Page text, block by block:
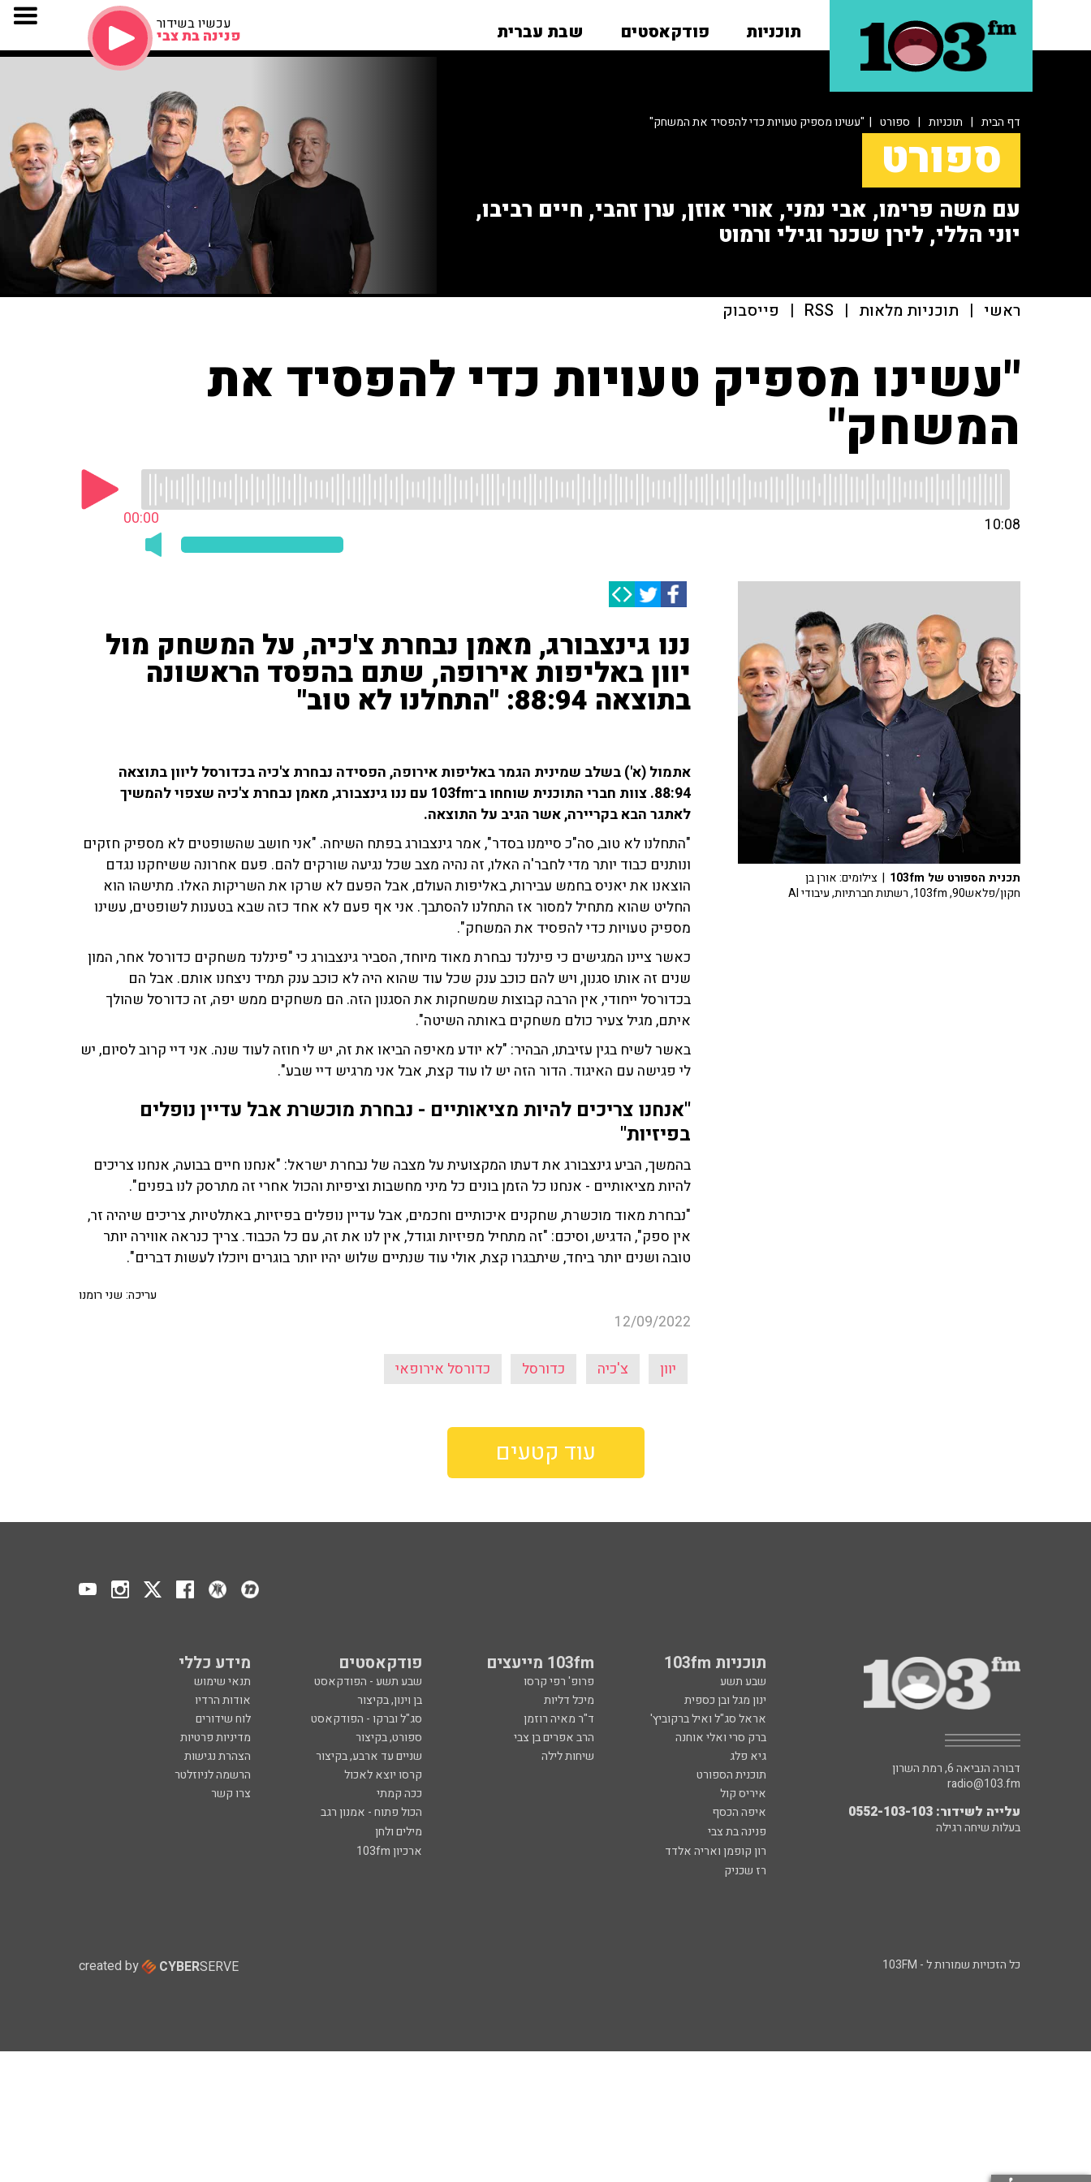
תוכניות פודקאסטים שבת עברית עכשיו בשידור
פנינה בת צבי
דף הבית | תוכניות | ספורט | "עשינו מספיק טעויות כדי להפסיד את המשחק"
ספורט
עם משה פרימו, אבי נמני, אורי אוזן, ערן זהבי, חיים רביבו,
יוני הללי, לירן שכנר וגילי ורמוט
ראשי | תוכניות מלאות |
RSS
| פייסבוק
"עשינו מספיק טעויות כדי להפסיד את
המשחק"
00:00 10:08
ננו גינצבורג, מאמן נבחרת צ'כיה, על המשחק מול
יוון באליפות אירופה, שתם בהפסד הראשונה
בתוצאה 88:94: "התחלנו לא טוב"
אתמול (א') בשלב שמינית הגמר באליפות אירופה, הפסידה נבחרת צ'כיה בכדורסל ליוון בתוצאה
88:94. צוות חברי התוכנית שוחחו ב־103fm עם ננו גינצבורג, מאמן נבחרת צ'כיה שצפוי להמשיך
לאתגר הבא בקריירה, אשר הגיב על התוצאה.
"התחלנו לא טוב, סה"כ סיימנו בסדר", אמר גינצבורג בפתח השיחה. "אני חושב שהשופטים לא מספיק חזקים
ונותנים כבוד יותר מדי לחבר'ה האלו, זה נהיה מצב שכל נגיעה שורקים להם. פעם אחרונה ששיחקנו נגדם
הוצאנו את יאניס בחמש עבירות, באליפות העולם, אבל הפעם לא שרקו את השריקות האלו. מתישהו הוא
החליט שהוא מתחיל למסור אז התחלנו להסתבך. אני אף פעם לא אחד כזה שבא בטענות לשופטים, עשינו
מספיק טעויות כדי להפסיד את המשחק".
כאשר ציינו המגישים כי פינלנד נבחרת מאוד מיוחד, הסביר גינצבורג כי "פינלנד משחקים כדורסל אחר, המון
שנים זה אותו סגנון, ויש להם כוכב ענק שכל עוד שהוא היה לא כוכב ענק תמיד ניצחנו אותם. אבל הם
בכדורסל ייחודי, אין הרבה קבוצות שמשחקות את הסגנון הזה. הם משחקים ממש יפה, זה כדורסל שהולך
איתם, מגיל צעיר כולם משחקים באותה השיטה".
באשר לשיח בגין עזיבתו, הבהיר: "לא יודע מאיפה הביאו את זה, יש לי חוזה לעוד שנה. אני דיי קרוב לסיום, יש
לי פגישה עם האיגוד. הדור הזה יש לו עוד קצת, אבל אני מרגיש דיי שבע".
"אנחנו צריכים להיות מציאותיים - נבחרת מוכשרת אבל עדיין נופלים
בפיזיות"
בהמשך, הביע גינצבורג את דעתו המקצועית על מצבה של נבחרת ישראל: "אנחנו חיים בבועה, אנחנו צריכים
להיות מציאותיים - אנחנו כל הזמן בונים כל מיני מחשבות וציפיות והכול אחרי זה מתרסק לנו בפנים".
"נבחרת מאוד מוכשרת, שחקנים איכותיים וחכמים, אבל עדיין נופלים בפיזיות, באתלטיות, צריכים שיהיה זר,
אין ספק", הדגיש, וסיכם: "זה מתחיל מפיזיות וגודל, אין לנו את זה, עם כל הכבוד. צריך כנראה אווירה יותר
טובה ושנים יותר ביחד, שיתבגרו קצת, אולי עוד שנתיים שלוש יהיו יותר בוגרים ויוכלו לעשות דברים".
עריכה: שני רומנו
12/09/2022
יוון צ'כיה כדורסל כדורסל אירופאי
תכנית הספורט של 103fm
| צילומים: אורן בן
חקון/פלאש90, 103fm, רשתות חברתיות, עיבודי AI
עוד קטעים
תוכניות 103fm 103fm מייעצים פודקאסטים מידע כללי
שבע תשע פרופ' רפי קרסו שבע תשע - הפודקאסט
תנאי שימוש
ינון מגל ובן כספית
מיכל דליות בן וינון, בקיצור
אודות הרדיו
אראל סג"ל ואיל ברקוביץ'
ד"ר מאיה רוזמן סג"ל וברקו - הפודקאסט
לוח שידורים
ברק סרי ואלי אוחנה
הרב אפרים בן צבי ספורט, בקיצור
מדיניות פרטיות
גיא פלג
שיחות לילה שניים עד ארבע, בקיצור
הצהרת נגישות
תוכנית הספורט
קרסו יוצא לאכול
הרשמה לניוזלטר
איריס קול
ככה קמתי
צרו קשר
איפה הכסף
הכול פתוח - אמנון רגב
פנינה בת צבי
מילים ולחן
רון קופמן ואריה אלדד
ארכיון 103fm
רז שכניק
דבורה הנביאה 6, רמת השרון
radio@103.fm
עלייה לשידור: 0552-103-103
בעלות שיחה רגילה
כל הזכויות שמורות ל - 103FM created by CYBERSERVE